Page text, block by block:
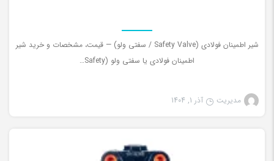
شیر اطمینان فولادی (Safety Valve / سفتی ولو) — قیمت، مشخصات و خرید شیر
اطمینان فولادی یا سفتی ولو (Safety…
مدیریت آذر 1, 1404